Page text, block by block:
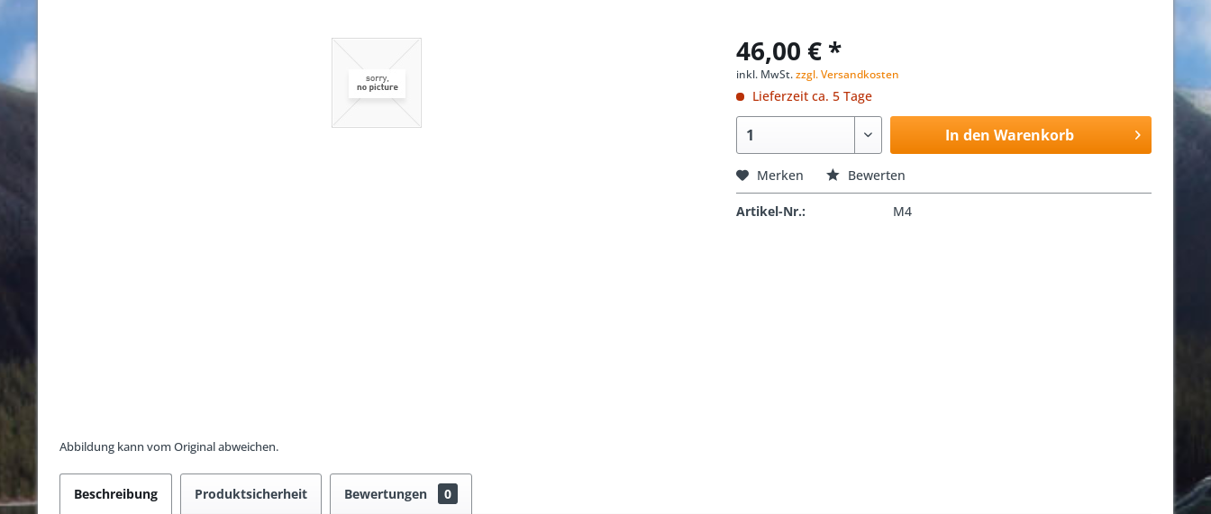
Abbildung kann vom Original abweichen.
46,00 € *
inkl. MwSt.zzgl. Versandkosten
Lieferzeit ca. 5 Tage
In den Warenkorb
Merken Bewerten
Artikel-Nr.: M4
Beschreibung Produktsicherheit Bewertungen 0